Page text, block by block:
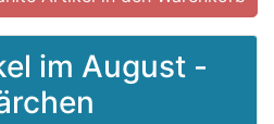
im August -